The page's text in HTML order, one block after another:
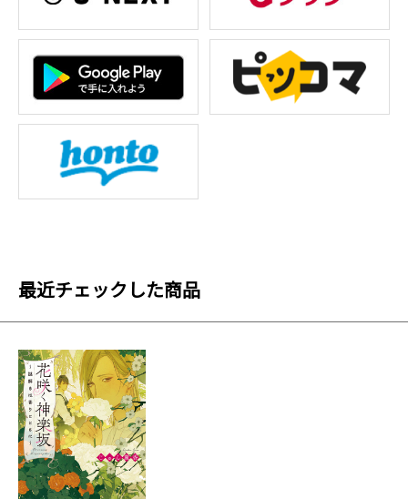
最近チェックした商品